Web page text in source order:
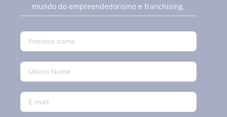
mundo do empreendedorismo e franchising.